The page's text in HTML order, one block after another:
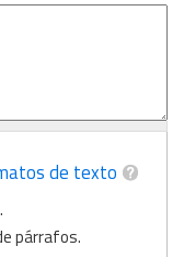
de texto
párrafos.